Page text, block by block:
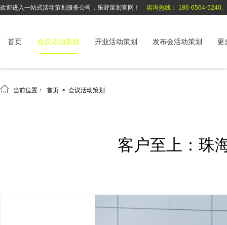
欢迎进入一站式活动策划服务公司，乐野策划官网！ 咨询热线： 186-6564-5240
首页 会议活动策划 开业活动策划 发布会活动策划 更
 当前位置： 首页 > 会议活动策划
客户至上：珠